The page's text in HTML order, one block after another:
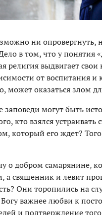
ни опровергнуть,
в том, что у понятия
религия выдвигает
от воспитания
может оказаться злом
заповеди могут быть
кто взялся
который его ждет?
о добром самарянине,
а священник и левит
Они торопились на
важнее любви к
и подтверждение